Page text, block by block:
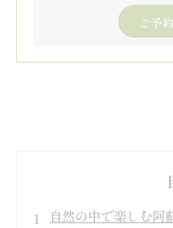
ご予
自然の中で楽しむ阿